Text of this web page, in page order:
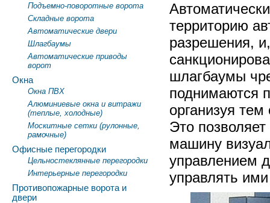
территорию
разрешения,
шлагбаумы
поднимаются
организуя
Это
машину
управлением
управлять
Подъемно-поворотные ворота
Складные ворота
Автоматические двери
Шлагбаумы
Автоматические приводы
ворот
Окна
Окна ПВХ
Алюминиевые окна и витражи
(теплые, холодные)
Москитные сетки (рулонные,
рамочные)
Офисные перегородки
Цельностеклянные перегородки
Интерьерные перегородки
Противопожарные ворота и
двери